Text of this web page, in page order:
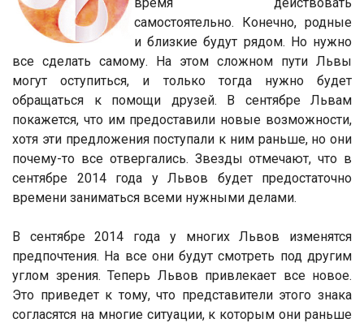
самостоятельно. Конечно, родные
и близкие будут рядом. Но нужно
все сделать самому. На этом сложном пути Львы
могут оступиться, и только тогда нужно будет
обращаться к помощи друзей. В сентябре Львам
покажется, что им предоставили новые возможности,
хотя эти предложения поступали к ним раньше, но они
почему-то все отвергались. Звезды отмечают, что в
сентябре 2014 года у Львов будет предостаточно
времени заниматься всеми нужными делами.
В сентябре 2014 года у многих Львов изменятся
предпочтения. На все они будут смотреть под другим
углом зрения. Теперь Львов привлекает все новое.
Это приведет к тому, что представители этого знака
согласятся на многие ситуации, к которым они раньше